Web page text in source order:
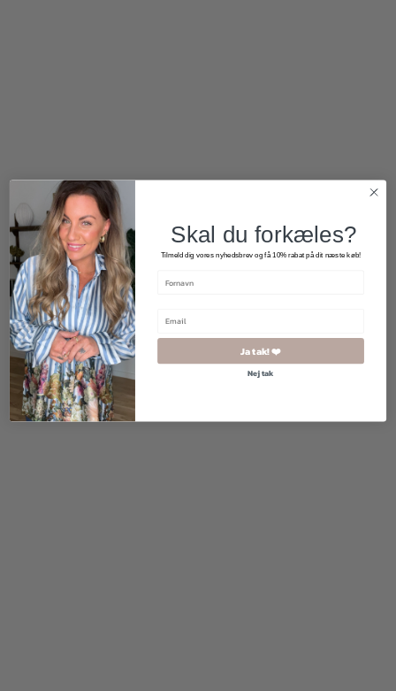
800,00kr.
Skal du forkæles?
Tilmeld dig vores nyhedsbrev og få 10% rabat på dit næste køb!
Ja tak! ❤️
Nej tak